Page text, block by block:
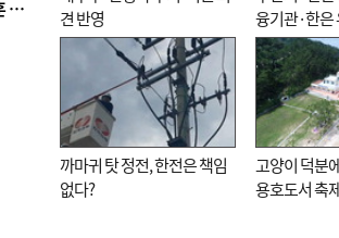
■ 국힘 부산시당, ‘정이한 조력’ 시의원 윤리위에…‘한동훈 지지’도 신고접수
견 반영
융기관·한은
까마귀 탓 정전, 한전은 책임
없다?
고양이 덕분
용호도서 축